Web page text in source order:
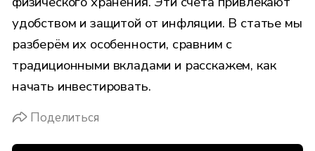
удобством и защитой от инфляции. В статье мы
разберём их особенности, сравним с
традиционными вкладами и расскажем, как
начать инвестировать.
Поделиться